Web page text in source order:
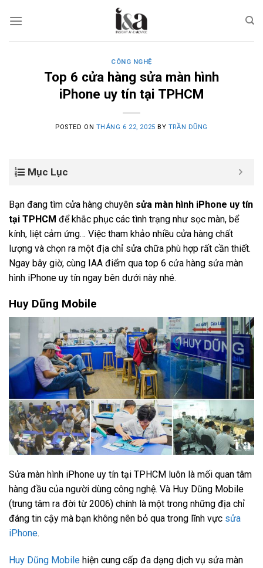
CÔNG NGHỆ
Top 6 cửa hàng sửa màn hình
iPhone uy tín tại TPHCM
POSTED ON THÁNG 6 22, 2025 BY TRẦN DŨNG
Mục Lục
Bạn đang tìm cửa hàng chuyên sửa màn hình iPhone uy tín
tại TPHCM để khắc phục các tình trạng như sọc màn, bể
kính, liệt cảm ứng… Việc tham khảo nhiều cửa hàng chất
lượng và chọn ra một địa chỉ sửa chữa phù hợp rất cần thiết.
Ngay bây giờ, cùng IAA điểm qua top 6 cửa hàng sửa màn
hình iPhone uy tín ngay bên dưới này nhé.
Huy Dũng Mobile
Sửa màn hình iPhone uy tín tại TPHCM luôn là mối quan tâm
hàng đầu của người dùng công nghệ. Và Huy Dũng Mobile
(trung tâm ra đời từ 2006) chính là một trong những địa chỉ
đáng tin cậy mà bạn không nên bỏ qua trong lĩnh vực sửa
iPhone.
Huy Dũng Mobile hiện cung cấp đa dạng dịch vụ sửa màn